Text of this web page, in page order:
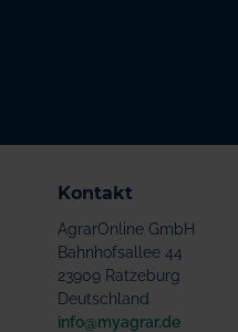
Kontakt
AgrarOnline GmbH
Bahnhofsallee 44
23909 Ratzeburg
Deutschland
info@myagrar.de